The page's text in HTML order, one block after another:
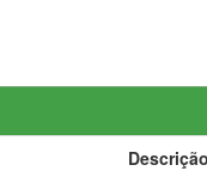
Descrição